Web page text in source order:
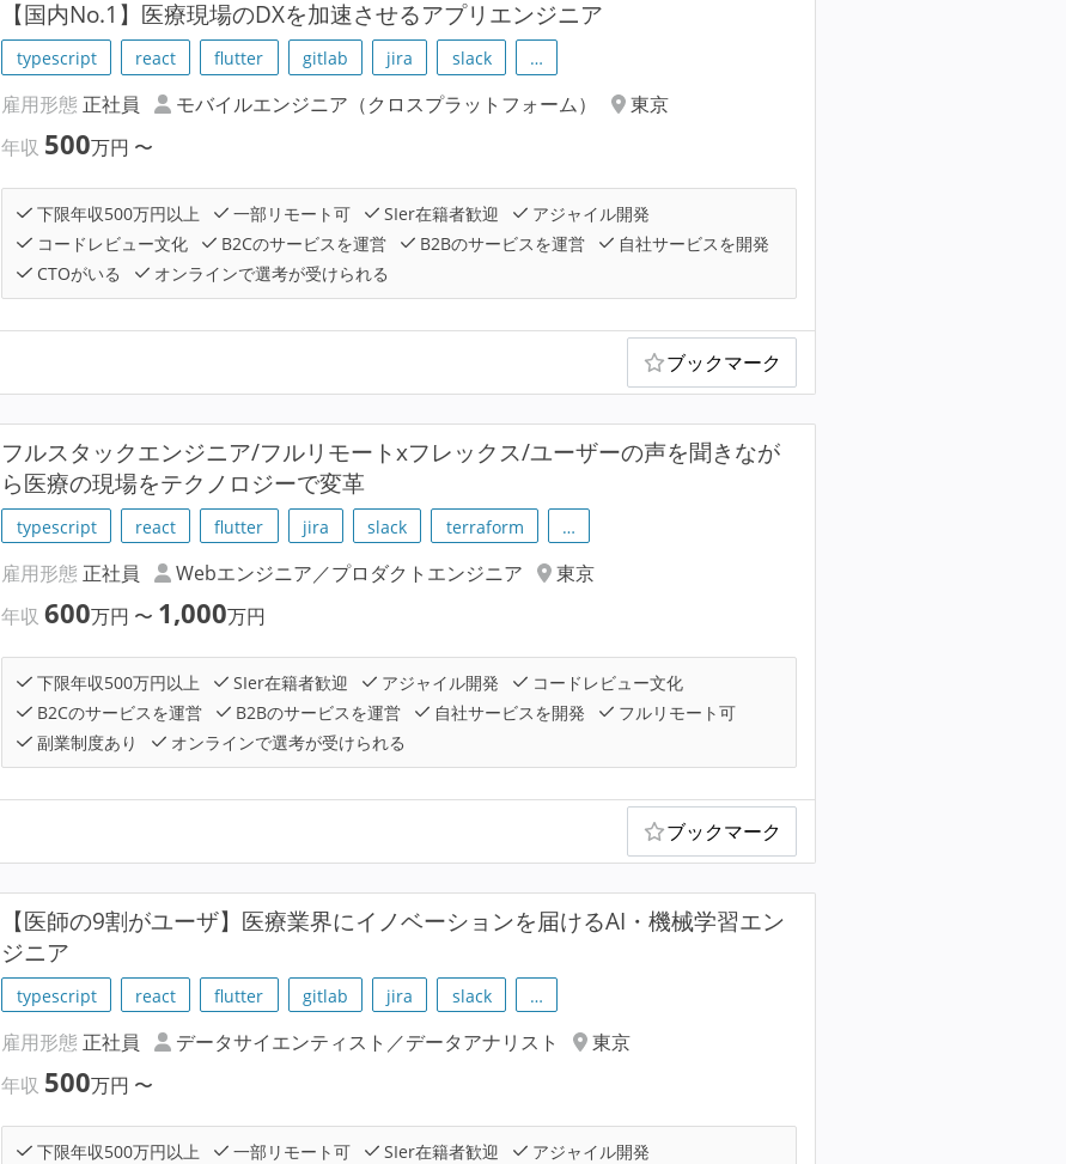
【国内No.1】医療現場のDXを加速させるアプリエンジニア
typescript react flutter gitlab jira slack …
雇用形態 正社員 モバイルエンジニア（クロスプラットフォーム）
東京
年収 500万円 〜
下限年収500万円以上 一部リモート可 SIer在籍者歓迎
アジャイル開発
コードレビュー文化
B2Cのサービスを運営 B2Bのサービスを運営
自社サービスを開発
CTOがいる
オンラインで選考が受けられる
ブックマーク
フルスタックエンジニア/フルリモートxフレックス/ユーザーの声を聞きなが
ら医療の現場をテクノロジーで変革
typescript react flutter jira slack terraform …
雇用形態 正社員 Webエンジニア／プロダクトエンジニア
東京
年収600万円 〜 1,000万円
下限年収500万円以上 SIer在籍者歓迎 アジャイル開発
コードレビュー文化
B2Cのサービスを運営
B2Bのサービスを運営 自社サービスを開発
フルリモート可
副業制度あり
オンラインで選考が受けられる
ブックマーク
【医師の9割がユーザ】医療業界にイノベーションを届けるAI・機械学習エン
ジニア
typescript react flutter gitlab jira slack …
雇用形態 正社員 データサイエンティスト／データアナリスト
東京
年収 500万円 〜
下限年収500万円以上 一部リモート可 SIer在籍者歓迎
アジャイル開発